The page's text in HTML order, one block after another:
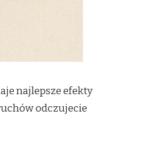
najlepsze efekty
odczujecie